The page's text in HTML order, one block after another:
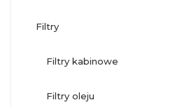
filtry
filtry kabinowe
filtry oleju